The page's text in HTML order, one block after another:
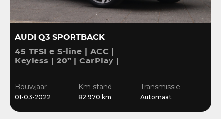
AUDI Q3 SPORTBACK
45 TFSI e S-line | ACC |
Keyless | 20” | CarPlay |
Bouwjaar
01-03-2022
Km stand
82.970 km
Transmissie
Automaat